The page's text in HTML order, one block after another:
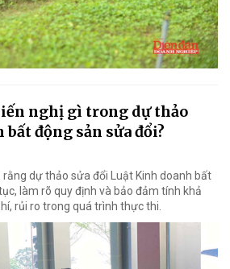
nghị gì trong dự thảo
động sản sửa đổi?
rằng dự thảo sửa đổi Luật Kinh doanh bất
làm rõ quy định và bảo đảm tính khả
rủi ro trong quá trình thực thi.